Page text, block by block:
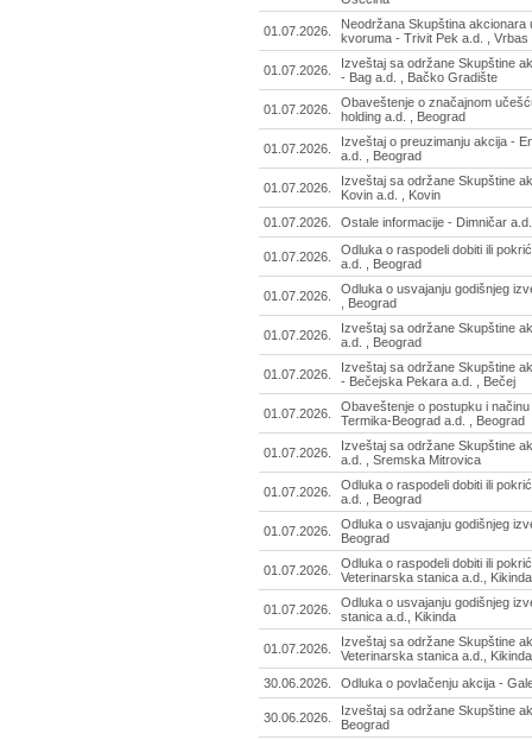
01.07.2026.
Neodržana Skupština akcionara
kvoruma - Trivit Pek a.d. , Vrbas
01.07.2026.
Izveštaj sa održane Skupštine
- Bag a.d. , Bačko Gradište
01.07.2026.
Obaveštenje o značajnom
holding a.d. , Beograd
01.07.2026.
Izveštaj o preuzimanju akcija -
a.d. , Beograd
01.07.2026.
Izveštaj sa održane Skupštine
Kovin a.d. , Kovin
01.07.2026.
Ostale informacije - Dimničar
01.07.2026.
Odluka o raspodeli dobiti ili
a.d. , Beograd
01.07.2026.
Odluka o usvajanju godišnjeg
, Beograd
01.07.2026.
Izveštaj sa održane Skupštine
a.d. , Beograd
01.07.2026.
Izveštaj sa održane Skupštine
- Bečejska Pekara a.d. , Bečej
01.07.2026.
Obaveštenje o postupku i
Termika-Beograd a.d. , Beograd
01.07.2026.
Izveštaj sa održane Skupštine
a.d. , Sremska Mitrovica
01.07.2026.
Odluka o raspodeli dobiti ili
a.d. , Beograd
01.07.2026.
Odluka o usvajanju godišnjeg
Beograd
01.07.2026.
Odluka o raspodeli dobiti ili
Veterinarska stanica a.d., Kikinda
01.07.2026.
Odluka o usvajanju godišnjeg
stanica a.d., Kikinda
01.07.2026.
Izveštaj sa održane Skupštine
Veterinarska stanica a.d., Kikinda
30.06.2026.
Odluka o povlačenju akcija -
30.06.2026.
Izveštaj sa održane Skupštine
Beograd